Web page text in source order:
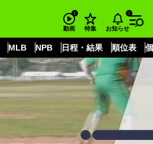
動画 特集 お知らせ
MLB NPB 日程・結果 順位表
もっと見る